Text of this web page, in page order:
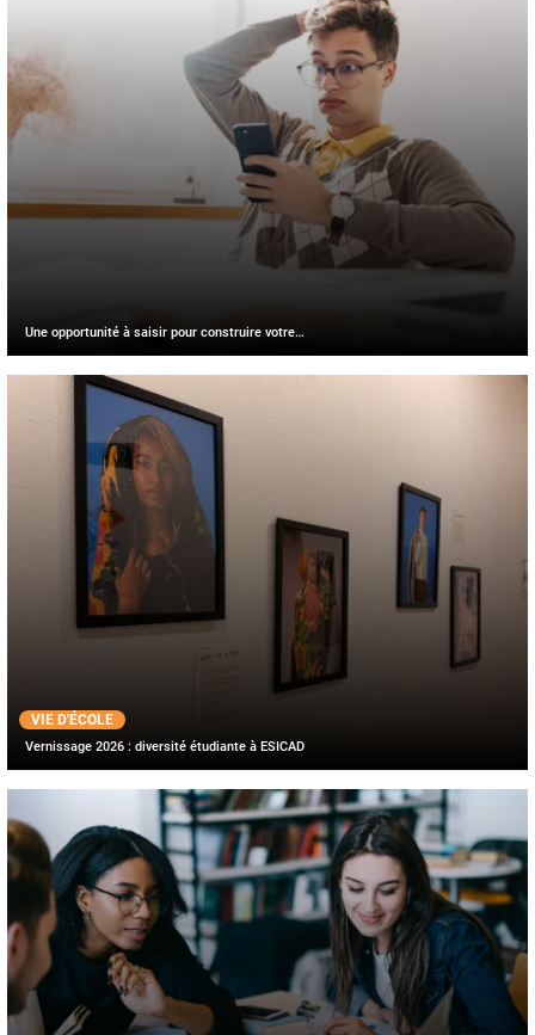
Une opportunité à saisir pour construire votre…
VIE D'ÉCOLE
Vernissage 2026 : diversité étudiante à ESICAD